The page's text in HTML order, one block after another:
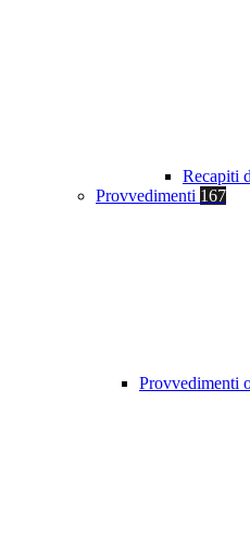
Recapiti
Provvedimenti 167
Provvedimenti